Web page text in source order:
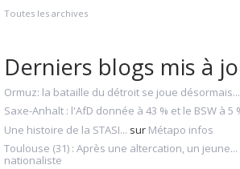
Toutes les archives
Derniers blogs mis à
Ormuz: la bataille du détroit se joue désormais...
Saxe-Anhalt : l'AfD donnée à 43 % et le BSW à 5
Une histoire de la STASI... sur Métapo infos
Toulouse (31) : Après une altercation, un jeune...
nationaliste